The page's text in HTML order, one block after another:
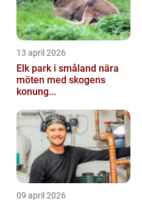
13 april 2026
Elk park i småland nära
möten med skogens
konung...
09 april 2026